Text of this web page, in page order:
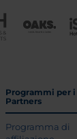
Programmi per i
Partners
Programma di